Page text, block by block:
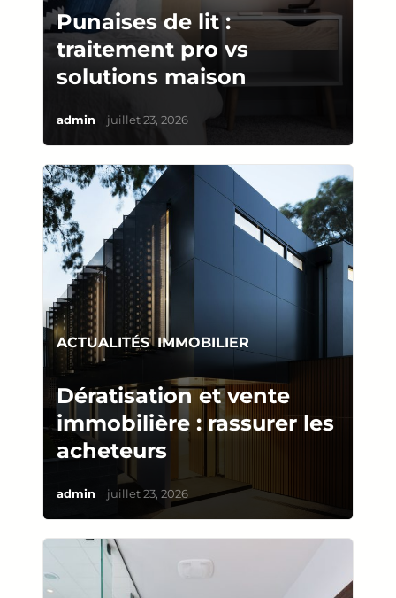
Punaises de lit :
traitement pro vs
solutions maison
admin juillet 23, 2026
ACTUALITÉS, IMMOBILIER
Dératisation et vente
immobilière : rassurer les
acheteurs
admin juillet 23, 2026